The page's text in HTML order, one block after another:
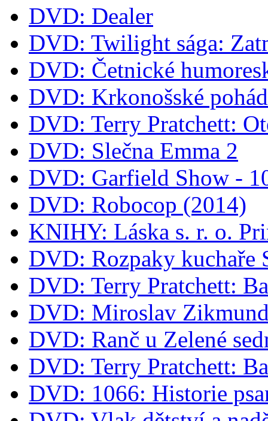
DVD: Dealer
DVD: Twilight sága:
DVD: Četnické
DVD: Krkonošské
DVD: Terry Pratchett:
DVD: Slečna Emma 2
DVD: Garfield Show -
DVD: Robocop (2014)
KNIHY: Láska s. r. o.
DVD: Rozpaky kuchaře
DVD: Terry Pratchett:
DVD: Miroslav
DVD: Ranč u Zelené
DVD: Terry Pratchett:
DVD: 1066: Historie